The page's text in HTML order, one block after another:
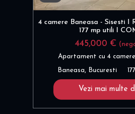
4 camere Baneasa - Sisesti I
177 mp utili I
445,000 €
Apartament cu 4
Baneasa, Bucuresti
Vezi mai multe